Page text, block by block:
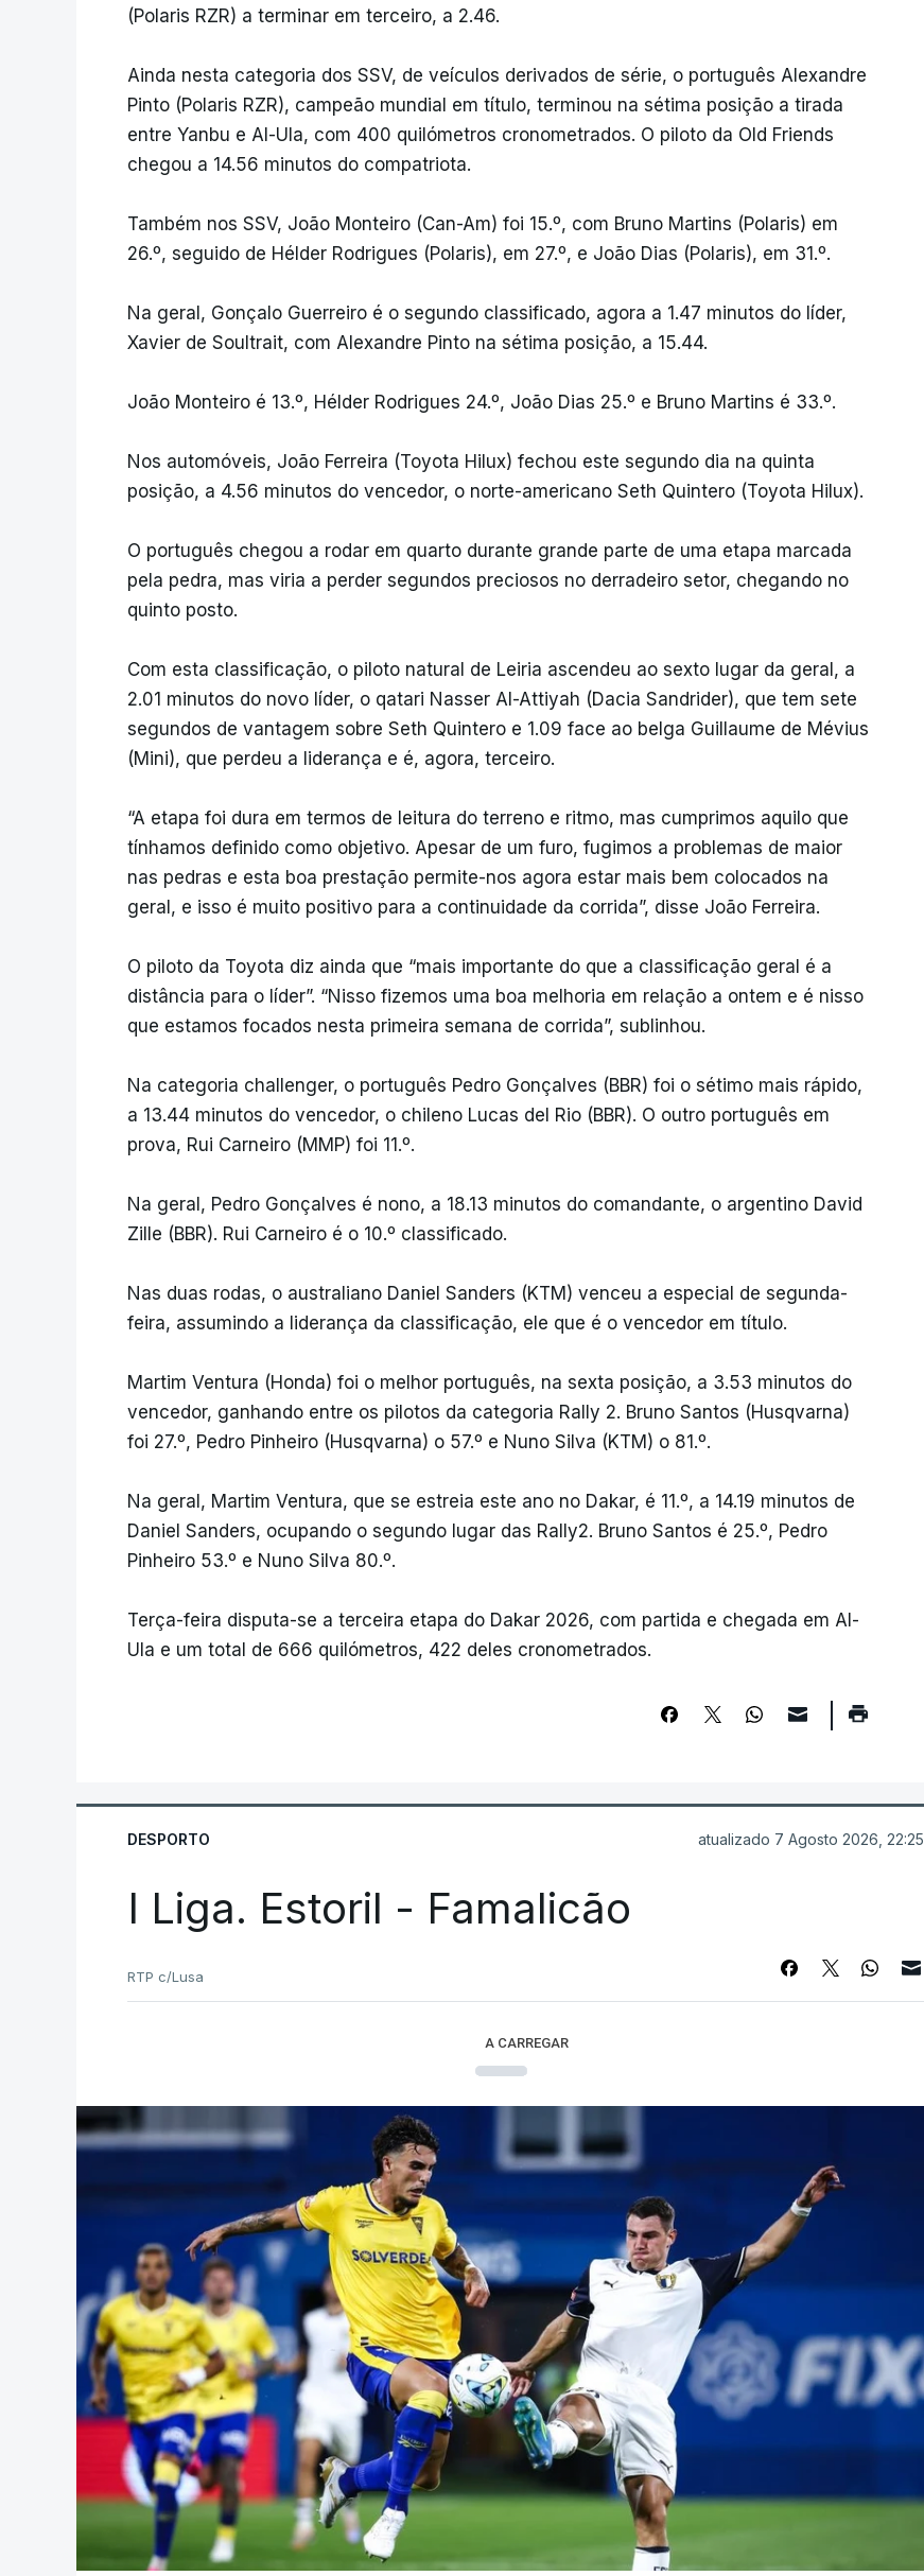
(Polaris RZR) a terminar em terceiro, a 2.46.
Ainda nesta categoria dos SSV, de veículos derivados de série, o português Alexandre
Pinto (Polaris RZR), campeão mundial em título, terminou na sétima posição a tirada
entre Yanbu e Al-Ula, com 400 quilómetros cronometrados. O piloto da Old Friends
chegou a 14.56 minutos do compatriota.
Também nos SSV, João Monteiro (Can-Am) foi 15.º, com Bruno Martins (Polaris) em
26.º, seguido de Hélder Rodrigues (Polaris), em 27.º, e João Dias (Polaris), em 31.º.
Na geral, Gonçalo Guerreiro é o segundo classificado, agora a 1.47 minutos do líder,
Xavier de Soultrait, com Alexandre Pinto na sétima posição, a 15.44.
João Monteiro é 13.º, Hélder Rodrigues 24.º, João Dias 25.º e Bruno Martins é 33.º.
Nos automóveis, João Ferreira (Toyota Hilux) fechou este segundo dia na quinta
posição, a 4.56 minutos do vencedor, o norte-americano Seth Quintero (Toyota Hilux).
O português chegou a rodar em quarto durante grande parte de uma etapa marcada
pela pedra, mas viria a perder segundos preciosos no derradeiro setor, chegando no
quinto posto.
Com esta classificação, o piloto natural de Leiria ascendeu ao sexto lugar da geral, a
2.01 minutos do novo líder, o qatari Nasser Al-Attiyah (Dacia Sandrider), que tem sete
segundos de vantagem sobre Seth Quintero e 1.09 face ao belga Guillaume de Mévius
(Mini), que perdeu a liderança e é, agora, terceiro.
“A etapa foi dura em termos de leitura do terreno e ritmo, mas cumprimos aquilo que
tínhamos definido como objetivo. Apesar de um furo, fugimos a problemas de maior
nas pedras e esta boa prestação permite-nos agora estar mais bem colocados na
geral, e isso é muito positivo para a continuidade da corrida”, disse João Ferreira.
O piloto da Toyota diz ainda que “mais importante do que a classificação geral é a
distância para o líder”. “Nisso fizemos uma boa melhoria em relação a ontem e é nisso
que estamos focados nesta primeira semana de corrida”, sublinhou.
Na categoria challenger, o português Pedro Gonçalves (BBR) foi o sétimo mais rápido,
a 13.44 minutos do vencedor, o chileno Lucas del Rio (BBR). O outro português em
prova, Rui Carneiro (MMP) foi 11.º.
Na geral, Pedro Gonçalves é nono, a 18.13 minutos do comandante, o argentino David
Zille (BBR). Rui Carneiro é o 10.º classificado.
Nas duas rodas, o australiano Daniel Sanders (KTM) venceu a especial de segunda-
feira, assumindo a liderança da classificação, ele que é o vencedor em título.
Martim Ventura (Honda) foi o melhor português, na sexta posição, a 3.53 minutos do
vencedor, ganhando entre os pilotos da categoria Rally 2. Bruno Santos (Husqvarna)
foi 27.º, Pedro Pinheiro (Husqvarna) o 57.º e Nuno Silva (KTM) o 81.º.
Na geral, Martim Ventura, que se estreia este ano no Dakar, é 11.º, a 14.19 minutos de
Daniel Sanders, ocupando o segundo lugar das Rally2. Bruno Santos é 25.º, Pedro
Pinheiro 53.º e Nuno Silva 80.º.
Terça-feira disputa-se a terceira etapa do Dakar 2026, com partida e chegada em Al-
Ula e um total de 666 quilómetros, 422 deles cronometrados.
DESPORTO atualizado 7 Agosto 2026, 22:25
I Liga. Estoril - Famalicão
RTP c/Lusa
A CARREGAR